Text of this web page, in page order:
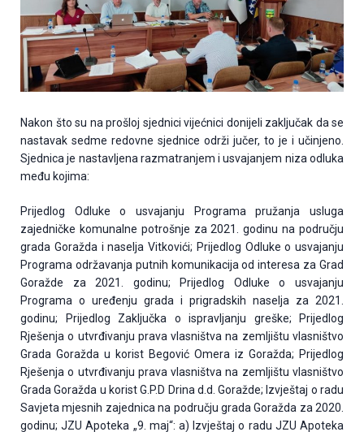
Nakon što su na prošloj sjednici vijećnici donijeli zaključak da se
nastavak sedme redovne sjednice održi jučer, to je i učinjeno.
Sjednica je nastavljena razmatranjem i usvajanjem niza odluka
među kojima:
Prijedlog Odluke o usvajanju Programa pružanja usluga
zajedničke komunalne potrošnje za 2021. godinu na području
grada Goražda i naselja Vitkovići; Prijedlog Odluke o usvajanju
Programa održavanja putnih komunikacija od interesa za Grad
Goražde za 2021. godinu; Prijedlog Odluke o usvajanju
Programa o uređenju grada i prigradskih naselja za 2021.
godinu; Prijedlog Zaključka o ispravljanju greške; Prijedlog
Rješenja o utvrđivanju prava vlasništva na zemljištu vlasništvo
Grada Goražda u korist Begović Omera iz Goražda; Prijedlog
Rješenja o utvrđivanju prava vlasništva na zemljištu vlasništvo
Grada Goražda u korist G.P.D Drina d.d. Goražde; Izvještaj o radu
Savjeta mjesnih zajednica na području grada Goražda za 2020.
godinu; JZU Apoteka „9. maj“: a) Izvještaj o radu JZU Apoteka